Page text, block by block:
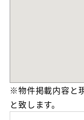
※物件掲載内容と
と致します。